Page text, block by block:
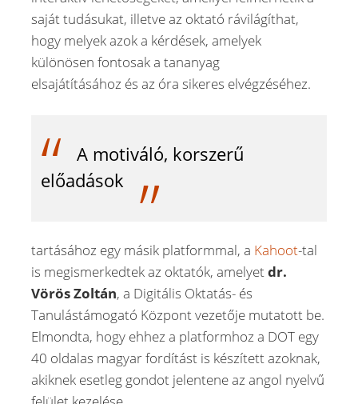
saját tudásukat, illetve az oktató rávilágíthat,
hogy melyek azok a kérdések, amelyek
különösen fontosak a tananyag
elsajátításához és az óra sikeres elvégzéséhez.
A motiváló, korszerű
előadások
tartásához egy másik platformmal, a Kahoot-tal
is megismerkedtek az oktatók, amelyetdr.
Vörös Zoltán, a Digitális Oktatás- és
Tanulástámogató Központ vezetője mutatott be.
Elmondta, hogy ehhez a platformhoz a DOT egy
40 oldalas magyar fordítást is készített azoknak,
akiknek esetleg gondot jelentene az angol nyelvű